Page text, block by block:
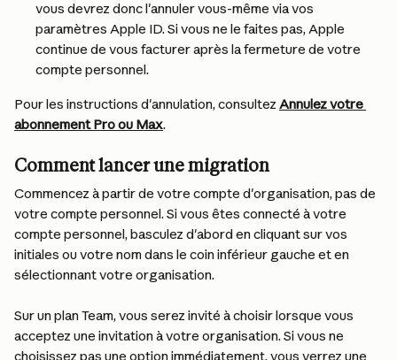
vous devrez donc l'annuler vous-même via vos
paramètres Apple ID. Si vous ne le faites pas, Apple
continue de vous facturer après la fermeture de votre
compte personnel.
Pour les instructions d'annulation, consultez Annulez votre
abonnement Pro ou Max.
Comment lancer une migration
Commencez à partir de votre compte d'organisation, pas de
votre compte personnel. Si vous êtes connecté à votre
compte personnel, basculez d'abord en cliquant sur vos
initiales ou votre nom dans le coin inférieur gauche et en
sélectionnant votre organisation.
Sur un plan Team, vous serez invité à choisir lorsque vous
acceptez une invitation à votre organisation. Si vous ne
choisissez pas une option immédiatement, vous verrez une